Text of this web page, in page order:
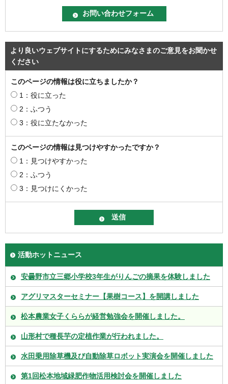
より良いウェブサイトにするためにみなさまのご意見をお聞かせ
ください
このページの情報は役に立ちましたか？
1：役に立った
2：ふつう
3：役に立たなかった
このページの情報は見つけやすかったですか？
1：見つけやすかった
2：ふつう
3：見つけにくかった
活動ホットニュース
安曇野市立三郷小学校3年生がりんごの摘果を体験しました
アグリマスターセミナー【果樹コース】を開講しました
松本農業女子くららが経営勉強会を開催しました。
山形村で種長芋の定植作業が行われました。
水田乗用除草機及び自動除草ロボット実演会を開催しました
第1回松本地域緑肥作物活用検討会を開催しました